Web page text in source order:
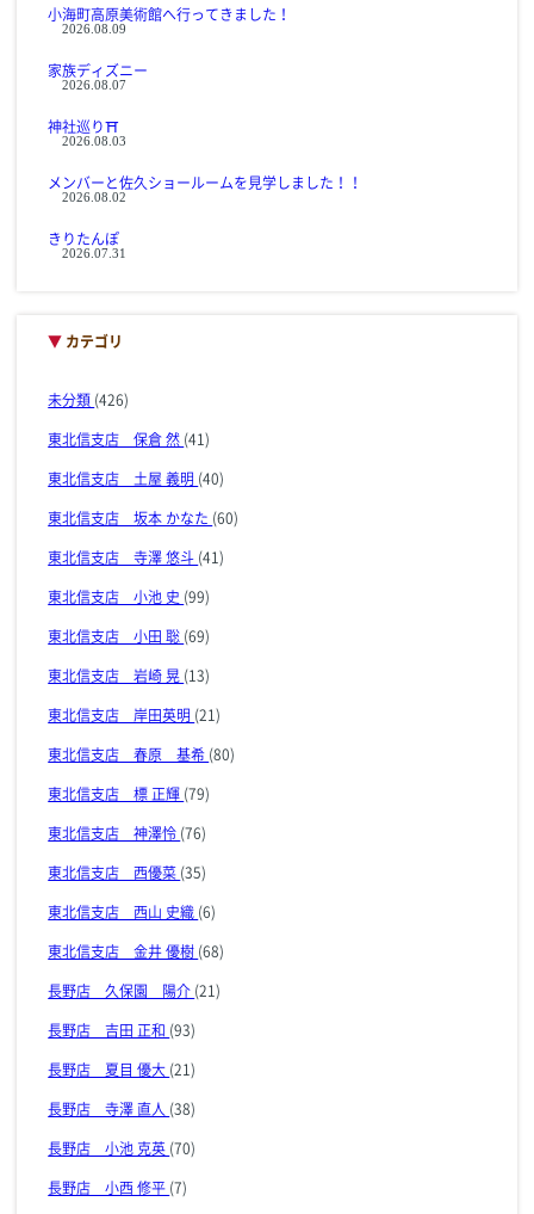
小海町高原美術館へ行ってきました！
2026.08.09
家族ディズニー
2026.08.07
神社巡り⛩
2026.08.03
メンバーと佐久ショールームを見学しました！！
2026.08.02
きりたんぽ
2026.07.31
▼ カテゴリ
未分類 (426)
東北信支店 保倉 然 (41)
東北信支店 土屋 義明 (40)
東北信支店 坂本 かなた (60)
東北信支店 寺澤 悠斗 (41)
東北信支店 小池 史 (99)
東北信支店 小田 聡 (69)
東北信支店 岩崎 晃 (13)
東北信支店 岸田英明 (21)
東北信支店 春原 基希 (80)
東北信支店 標 正輝 (79)
東北信支店 神澤怜 (76)
東北信支店 西優菜 (35)
東北信支店 西山 史織 (6)
東北信支店 金井 優樹 (68)
長野店 久保園 陽介 (21)
長野店 吉田 正和 (93)
長野店 夏目 優大 (21)
長野店 寺澤 直人 (38)
長野店 小池 克英 (70)
長野店 小西 修平 (7)